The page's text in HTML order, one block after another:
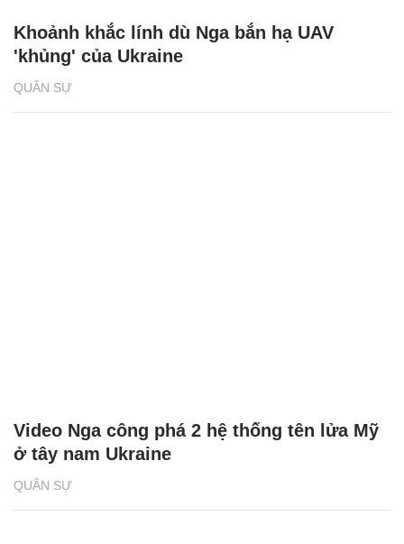
QUÂN SỰ
Khoảnh khắc lính dù Nga bắn hạ UAV
'khủng' của Ukraine
QUÂN SỰ
Video Nga công phá 2 hệ thống tên lửa Mỹ
ở tây nam Ukraine